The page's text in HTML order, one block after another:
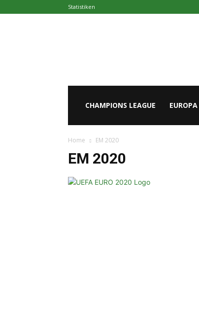
Statistiken
CHAMPIONS LEAGUE
Home EM 2020
EM 2020